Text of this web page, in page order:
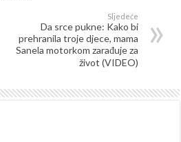
Sljedeće
Da srce pukne: Kako bi
prehranila troje djece, mama
Sanela motorkom zarađuje za
život (VIDEO)